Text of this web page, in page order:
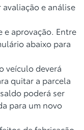
e análise
e aprovação. Entre
abaixo para
veículo deverá
quitar a parcela
poderá ser
para um novo